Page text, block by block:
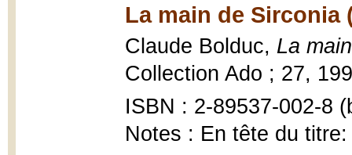
La main de Sirconia
Claude Bolduc, La
Collection Ado ; 27,
ISBN : 2-89537-002-8
Notes : En tête du